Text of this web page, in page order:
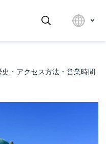
・アクセス方法・営業時間